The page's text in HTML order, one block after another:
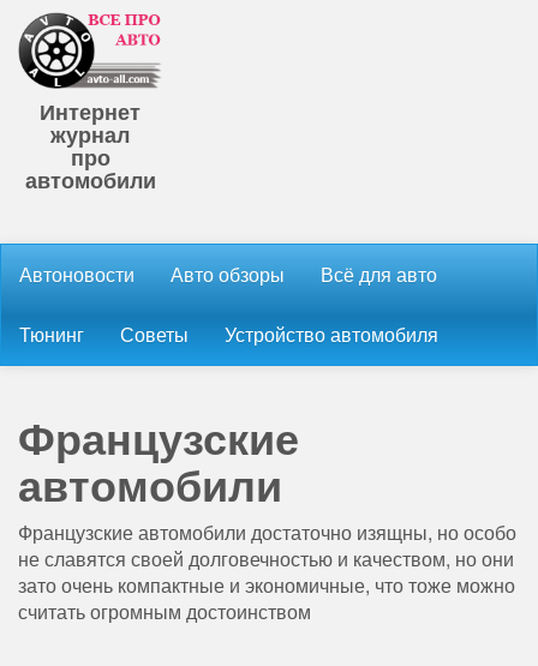
Интернет
журнал
про
автомобили
Автоновости Авто обзоры Всё для авто
Тюнинг Советы Устройство автомобиля
Французские
автомобили
Французские автомобили достаточно изящны, но особо
не славятся своей долговечностью и качеством, но они
зато очень компактные и экономичные, что тоже можно
считать огромным достоинством